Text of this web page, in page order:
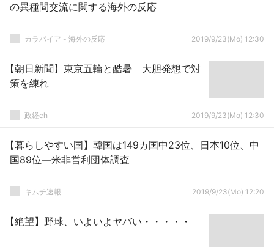
の異種間交流に関する海外の反応
カラパイア - 海外の反応 2019/9/23(Mo) 12:30
【朝日新聞】東京五輪と酷暑 大胆発想で対
策を練れ
政経ch 2019/9/23(Mo) 12:30
【暮らしやすい国】韓国は149カ国中23位、日本10位、中
国89位―米非営利団体調査
キムチ速報 2019/9/23(Mo) 12:20
【絶望】野球、いよいよヤバい・・・・・